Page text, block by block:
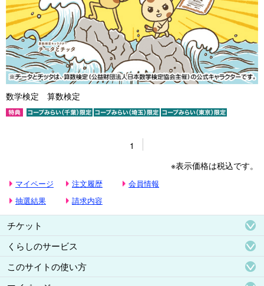
数学検定 算数検定
1
※表示価格は税込です。
マイページ 注文履歴
会員情報
抽選結果
請求内容
チケット
くらしのサービス
このサイトの使い方